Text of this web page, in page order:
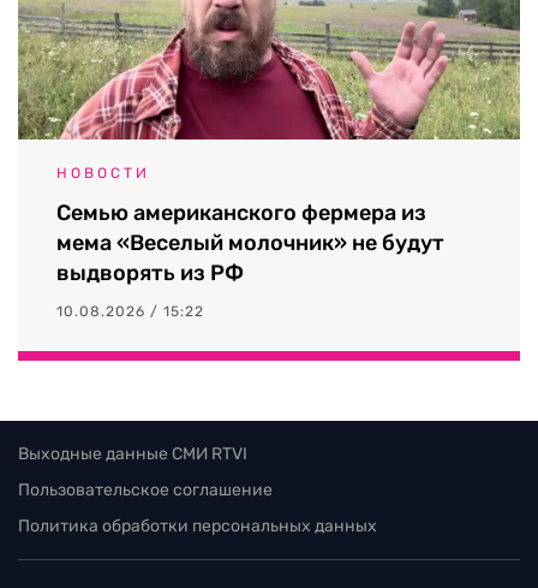
НОВОСТИ
Семью американского фермера из
мема «Веселый молочник» не будут
выдворять из РФ
10.08.2026 / 15:22
Выходные данные СМИ RTVI
Пользовательское соглашение
Политика обработки персональных данных